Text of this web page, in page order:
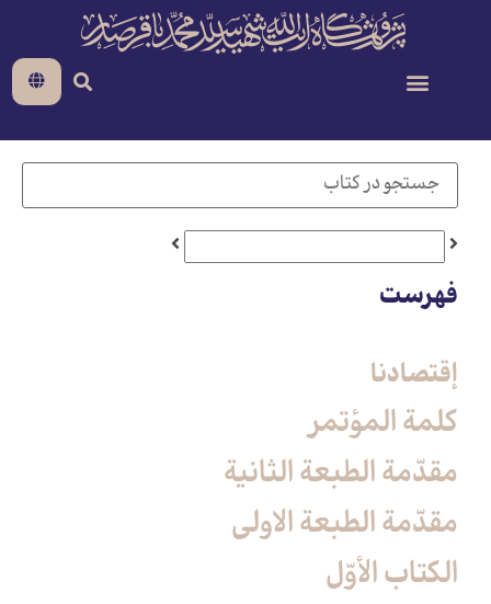
فهرست
إقتصادنا
كلمة المؤتمر
مقدّمة الطبعة الثانية
مقدّمة الطبعة الاولى‏
الكتاب الأوّل‏